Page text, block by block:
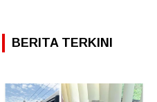
BERITA TERKINI